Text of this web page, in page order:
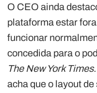
O CEO ainda
plataforma estar
funcionar
concedida para o
The New York Times
acha que o layout